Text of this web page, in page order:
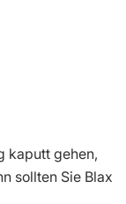
kaputt gehen,
sollten Sie Blax